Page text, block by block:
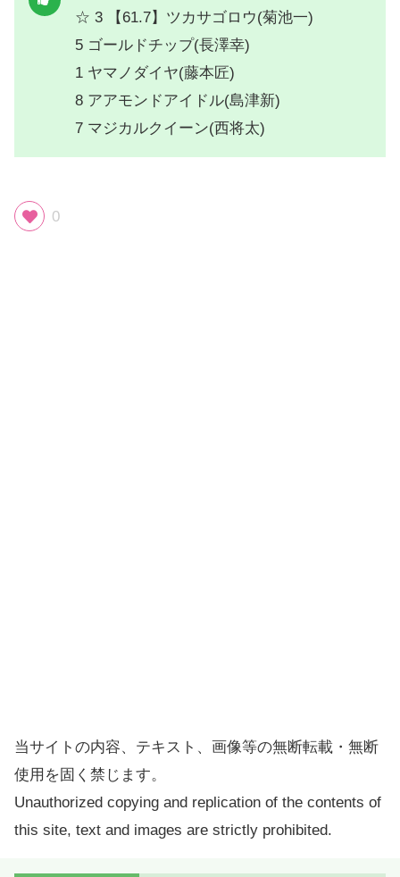
☆ 3 【61.7】ツカサゴロウ(菊池一)
5 ゴールドチップ(長澤幸)
1 ヤマノダイヤ(藤本匠)
8 アアモンドアイドル(島津新)
7 マジカルクイーン(西将太)
0
当サイトの内容、テキスト、画像等の無断転載・無断
使用を固く禁じます。
Unauthorized copying and replication of the contents of
this site, text and images are strictly prohibited.